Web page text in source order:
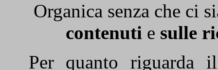
Organica senza che ci
contenuti e sulle
Per quanto riguarda